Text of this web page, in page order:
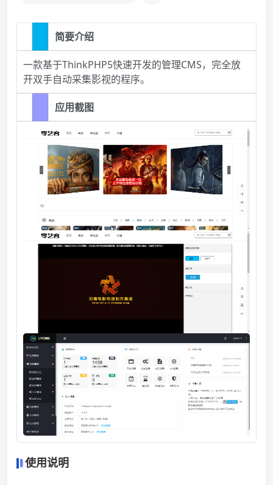
简要介绍
一款基于ThinkPHP5快速开发的管理CMS，完全放
开双手自动采集影视的程序。
应用截图
使用说明